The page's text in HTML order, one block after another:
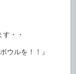
・・
ウルを！！』